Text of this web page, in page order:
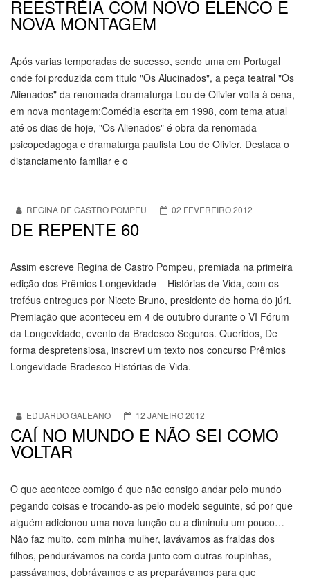
REESTRÉIA COM NOVO ELENCO E
NOVA MONTAGEM
Após varias temporadas de sucesso, sendo uma em Portugal
onde foi produzida com titulo "Os Alucinados", a peça teatral "Os
Alienados" da renomada dramaturga Lou de Olivier volta à cena,
em nova montagem:Comédia escrita em 1998, com tema atual
até os dias de hoje, "Os Alienados" é obra da renomada
psicopedagoga e dramaturga paulista Lou de Olivier. Destaca o
distanciamento familiar e o
REGINA DE CASTRO POMPEU 02 FEVEREIRO 2012
DE REPENTE 60
Assim escreve Regina de Castro Pompeu, premiada na primeira
edição dos Prêmios Longevidade – Histórias de Vida, com os
troféus entregues por Nicete Bruno, presidente de horna do júri.
Premiação que aconteceu em 4 de outubro durante o VI Fórum
da Longevidade, evento da Bradesco Seguros. Queridos, De
forma despretensiosa, inscrevi um texto nos concurso Prêmios
Longevidade Bradesco Histórias de Vida.
EDUARDO GALEANO 12 JANEIRO 2012
CAÍ NO MUNDO E NÃO SEI COMO
VOLTAR
O que acontece comigo é que não consigo andar pelo mundo
pegando coisas e trocando-as pelo modelo seguinte, só por que
alguém adicionou uma nova função ou a diminuiu um pouco…
Não faz muito, com minha mulher, lavávamos as fraldas dos
filhos, pendurávamos na corda junto com outras roupinhas,
passávamos, dobrávamos e as preparávamos para que